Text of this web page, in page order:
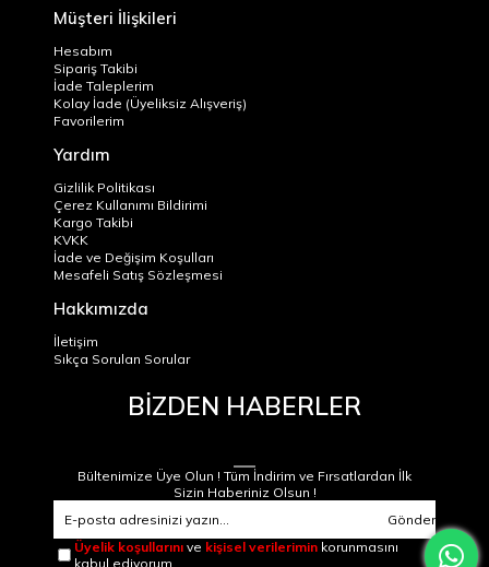
Müşteri İlişkileri
Hesabım
Sipariş Takibi
İade Taleplerim
Kolay İade (Üyeliksiz Alışveriş)
Favorilerim
Yardım
Gizlilik Politikası
Çerez Kullanımı Bildirimi
Kargo Takibi
KVKK
İade ve Değişim Koşulları
Mesafeli Satış Sözleşmesi
Hakkımızda
İletişim
Sıkça Sorulan Sorular
BİZDEN HABERLER
Bültenimize Üye Olun ! Tüm İndirim ve Fırsatlardan İlk
Sizin Haberiniz Olsun !
Gönder
Üyelik koşullarını ve kişisel verilerimin korunmasını
kabul ediyorum.